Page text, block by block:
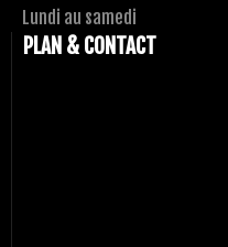
Lundi au samedi
PLAN & CONTACT